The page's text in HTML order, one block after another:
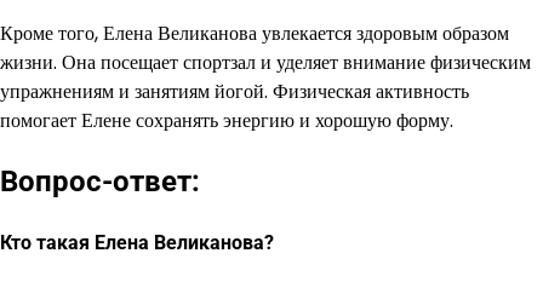
Кроме того, Елена Великанова увлекается здоровым образом
жизни. Она посещает спортзал и уделяет внимание физическим
упражнениям и занятиям йогой. Физическая активность
помогает Елене сохранять энергию и хорошую форму.
Вопрос-ответ:
Кто такая Елена Великанова?